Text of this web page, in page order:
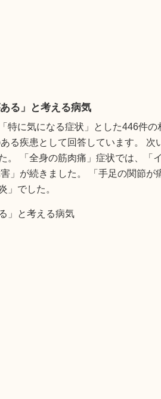
る」と考える病気
特に気になる症状」とした446件の
る疾患として回答しています。 次
。 「全身の筋肉痛」症状では、「
」が続きました。 「手足の関節が
」でした。
」と考える病気